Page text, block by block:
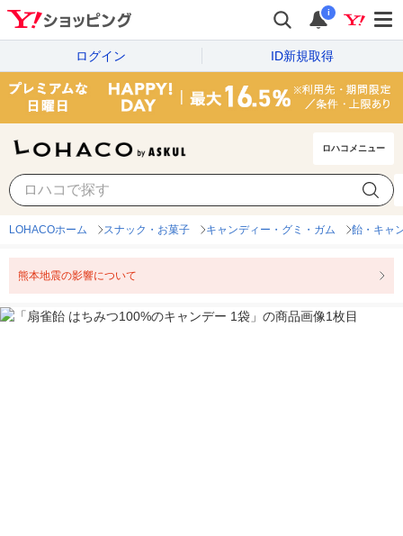
i
ログイン ID新規取得
ロハコメニュー
LOHACOホーム スナック・お菓子 キャンディー・グミ・ガム 飴・キャ
熊本地震の影響について